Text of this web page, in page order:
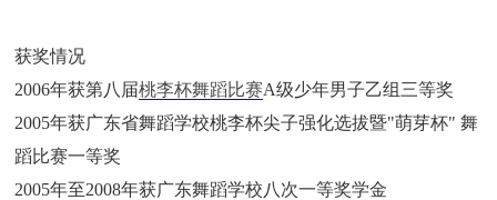
获奖情况
2006年获第八届桃李杯舞蹈比赛A级少年男子乙组三等奖
2005年获广东省舞蹈学校桃李杯尖子强化选拔暨"萌芽杯" 舞
蹈比赛一等奖
2005年至2008年获广东舞蹈学校八次一等奖学金